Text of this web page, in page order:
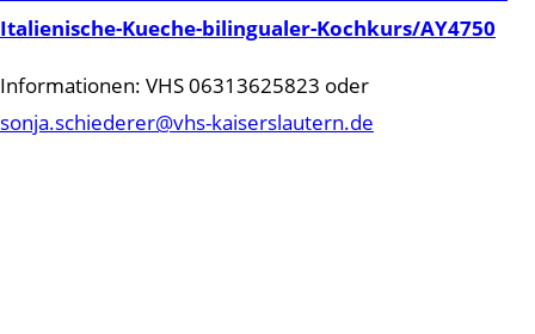
Italienische-Kueche-bilingualer-Kochkurs/AY4750
Informationen: VHS 06313625823 oder
sonja.schiederer@vhs-kaiserslautern.de